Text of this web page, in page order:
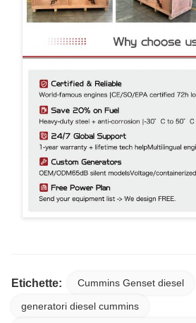
Etichette: Cummins Genset diesel
generatori diesel cummins